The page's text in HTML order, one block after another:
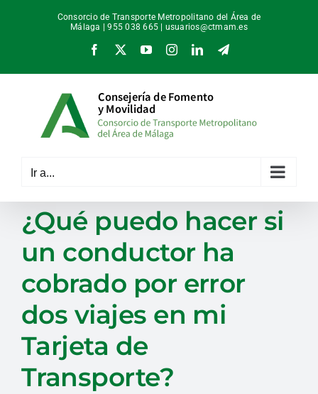
Consorcio de Transporte Metropolitano del Área de
Málaga | 955 038 665 | usuarios@ctmam.es
Facebook
X YouTubeInstagramLinkedInTelegram
Ir a...
¿Qué puedo hacer si
un conductor ha
cobrado por error
dos viajes en mi
Tarjeta de
Transporte?